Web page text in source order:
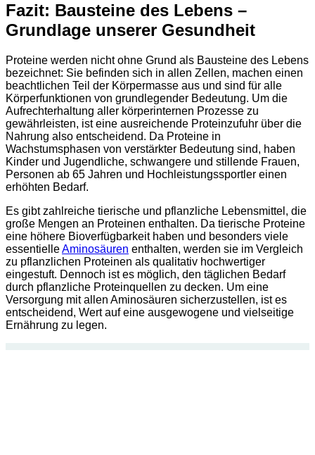
Fazit: Bausteine des Lebens –
Grundlage unserer Gesundheit
Proteine werden nicht ohne Grund als Bausteine des Lebens
bezeichnet: Sie befinden sich in allen Zellen, machen einen
beachtlichen Teil der Körpermasse aus und sind für alle
Körperfunktionen von grundlegender Bedeutung. Um die
Aufrechterhaltung aller körperinternen Prozesse zu
gewährleisten, ist eine ausreichende Proteinzufuhr über die
Nahrung also entscheidend. Da Proteine in
Wachstumsphasen von verstärkter Bedeutung sind, haben
Kinder und Jugendliche, schwangere und stillende Frauen,
Personen ab 65 Jahren und Hochleistungssportler einen
erhöhten Bedarf.
Es gibt zahlreiche tierische und pflanzliche Lebensmittel, die
große Mengen an Proteinen enthalten. Da tierische Proteine
eine höhere Bioverfügbarkeit haben und besonders viele
essentielleAminosäuren enthalten, werden sie im Vergleich
zu pflanzlichen Proteinen als qualitativ hochwertiger
eingestuft. Dennoch ist es möglich, den täglichen Bedarf
durch pflanzliche Proteinquellen zu decken. Um eine
Versorgung mit allen Aminosäuren sicherzustellen, ist es
entscheidend, Wert auf eine ausgewogene und vielseitige
Ernährung zu legen.